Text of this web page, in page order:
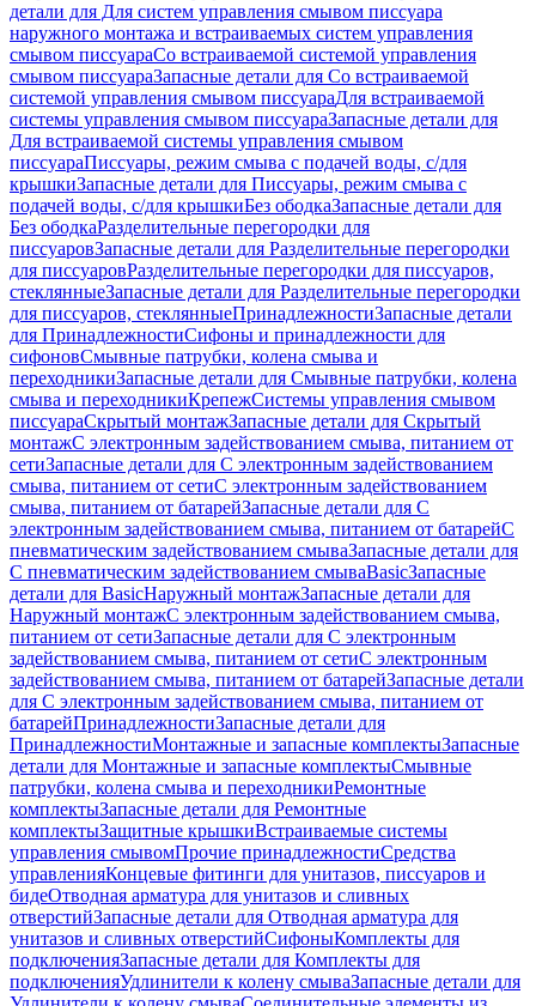
детали для Для систем управления смывом писсуара
наружного монтажа и встраиваемых систем управления
смывом писсуараСо встраиваемой системой управления
смывом писсуараЗапасные детали для Со встраиваемой
системой управления смывом писсуараДля встраиваемой
системы управления смывом писсуараЗапасные детали для
Для встраиваемой системы управления смывом
писсуараПиссуары, режим смыва с подачей воды, с/для
крышкиЗапасные детали для Писсуары, режим смыва с
подачей воды, с/для крышкиБез ободкаЗапасные детали для
Без ободкаРазделительные перегородки для
писсуаровЗапасные детали для Разделительные перегородки
для писсуаровРазделительные перегородки для писсуаров,
стеклянныеЗапасные детали для Разделительные перегородки
для писсуаров, стеклянныеПринадлежностиЗапасные детали
для ПринадлежностиСифоны и принадлежности для
сифоновСмывные патрубки, колена смыва и
переходникиЗапасные детали для Смывные патрубки, колена
смыва и переходникиКрепежСистемы управления смывом
писсуараСкрытый монтажЗапасные детали для Скрытый
монтажС электронным задействованием смыва, питанием от
сетиЗапасные детали для С электронным задействованием
смыва, питанием от сетиС электронным задействованием
смыва, питанием от батарейЗапасные детали для С
электронным задействованием смыва, питанием от батарейС
пневматическим задействованием смываЗапасные детали для
С пневматическим задействованием смываBasicЗапасные
детали для BasicНаружный монтажЗапасные детали для
Наружный монтажС электронным задействованием смыва,
питанием от сетиЗапасные детали для С электронным
задействованием смыва, питанием от сетиС электронным
задействованием смыва, питанием от батарейЗапасные детали
для С электронным задействованием смыва, питанием от
батарейПринадлежностиЗапасные детали для
ПринадлежностиМонтажные и запасные комплектыЗапасные
детали для Монтажные и запасные комплектыСмывные
патрубки, колена смыва и переходникиРемонтные
комплектыЗапасные детали для Ремонтные
комплектыЗащитные крышкиВстраиваемые системы
управления смывомПрочие принадлежностиСредства
управленияКонцевые фитинги для унитазов, писсуаров и
бидеОтводная арматура для унитазов и сливных
отверстийЗапасные детали для Отводная арматура для
унитазов и сливных отверстийСифоныКомплекты для
подключенияЗапасные детали для Комплекты для
подключенияУдлинители к колену смываЗапасные детали для